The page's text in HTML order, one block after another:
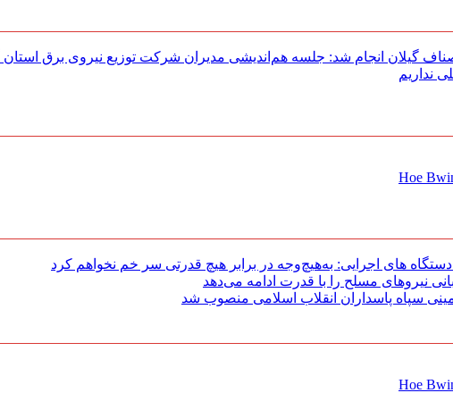
گیلان انجام شد: جلسه هم‌اندیشی مدیران شركت توزیع نیروی برق استان
نداریم
Hoe
های اجرایی: به‌هیچ‌وجه در برابر هیچ قدرتی سر خم نخواهم کرد
نیرو‌های مسلح را با قدرت ادامه می‌دهد
سپاه پاسداران انقلاب اسلامی منصوب شد
Hoe